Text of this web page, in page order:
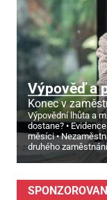
Výpověď a
Konec v
Výpovědní lhůta a
dostane?
měsíci
druhého